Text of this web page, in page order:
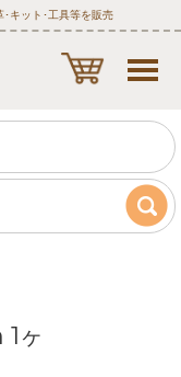
･キット･工具等を販売
ヶ